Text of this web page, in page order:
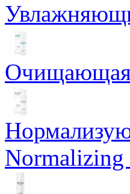
Очищающая